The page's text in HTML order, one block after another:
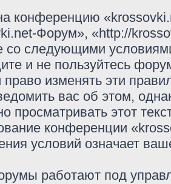
конференцию
Форум», «http://
со следующими
и не пользуйтесь
право изменять эти
вас об этом,
просматривать этот
конференции
условий означает
работают под